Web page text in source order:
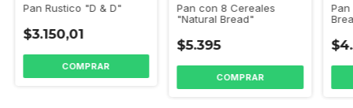
Pan Rustico "D & D"
$3.150,01
Pan con 8 Cereales
"Natural Bread"
$5.395